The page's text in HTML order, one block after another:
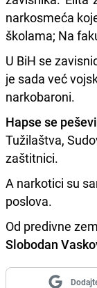
narkosmeća
školama; Na
U BiH se
je sada već
narkobaroni.
Hapse se
Tužilaštva,
zaštitnici.
A narkotici su
poslova.
Od predivne
Slobodan